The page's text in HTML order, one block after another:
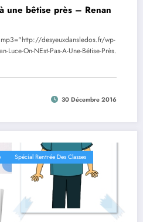
une bêtise près – Renan
desyeuxdansledos.fr/wp-
On-NEst-Pas-A-Une-Bétise-Près.
30 Décembre 2016
Spécial Rentrée Des Classes